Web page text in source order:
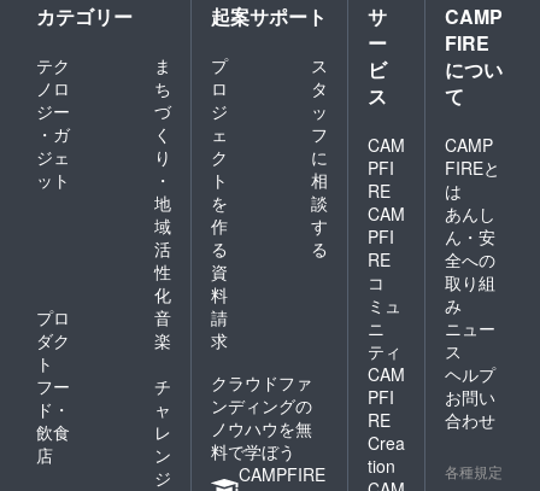
カテゴリー
テク
ノロ
ジー
・ガ
ジェ
ット
ま
ち
づ
く
り
・
地
域
活
性
化
プロ
ダク
ト
音
楽
フー
ド・
飲食
店
チ
ャ
レ
ン
ジ
起案サポート
プ
ロ
ジ
ェ
ク
ト
を
作
る
ス
タ
ッ
フ
に
相
談
す
る
資
料
請
求
クラウドファ
ンディングの
ノウハウを無
料で学ぼう
CAMPFIRE
サ
ー
ビ
ス
CAM
PFI
RE
CAM
PFI
RE
コ
ミュ
ニ
ティ
CAM
PFI
RE
Crea
tion
CAMP
FIRE
につい
て
CAMP
FIREと
は
あんし
ん・安
全への
取り組
み
ニュー
ス
ヘルプ
お問い
合わせ
各種規定